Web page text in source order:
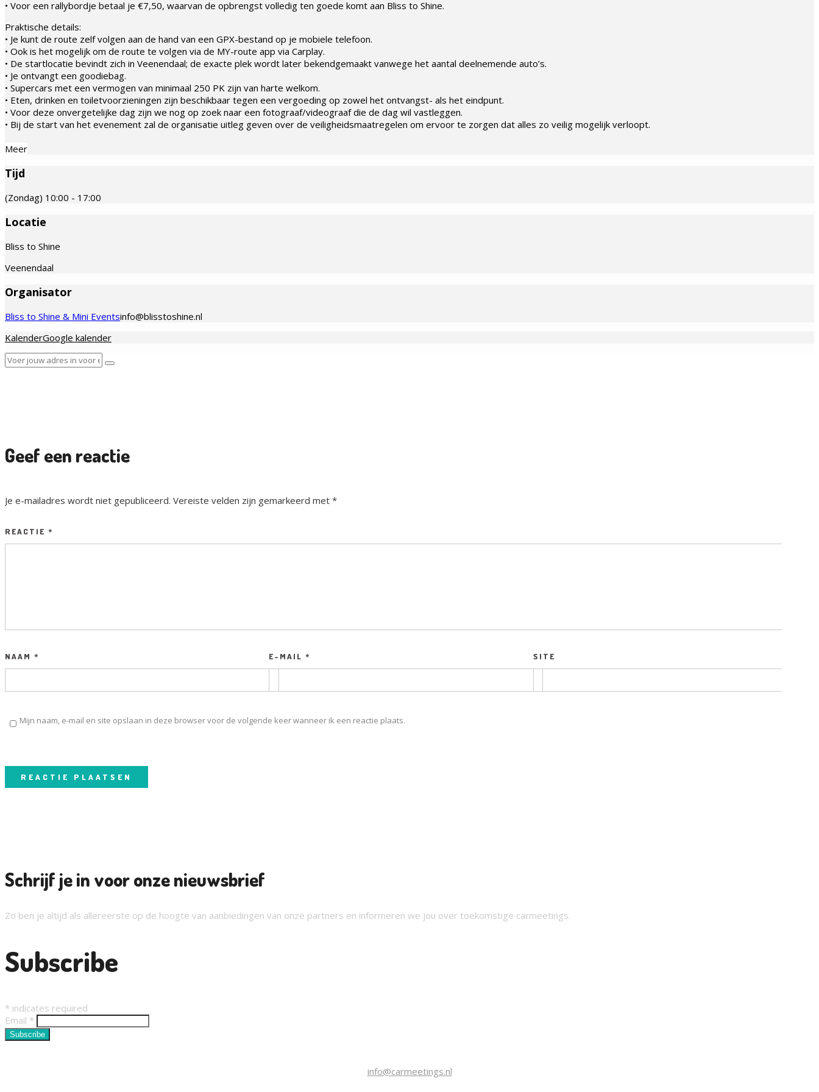
• Voor een rallybordje betaal je €7,50, waarvan de opbrengst volledig ten goede komt aan Bliss to Shine.
Praktische details:
• Je kunt de route zelf volgen aan de hand van een GPX-bestand op je mobiele telefoon.
• Ook is het mogelijk om de route te volgen via de MY-route app via Carplay.
• De startlocatie bevindt zich in Veenendaal; de exacte plek wordt later bekendgemaakt vanwege het aantal deelnemende auto’s.
• Je ontvangt een goodiebag.
• Supercars met een vermogen van minimaal 250 PK zijn van harte welkom.
• Eten, drinken en toiletvoorzieningen zijn beschikbaar tegen een vergoeding op zowel het ontvangst- als het eindpunt.
• Voor deze onvergetelijke dag zijn we nog op zoek naar een fotograaf/videograaf die de dag wil vastleggen.
• Bij de start van het evenement zal de organisatie uitleg geven over de veiligheidsmaatregelen om ervoor te zorgen dat alles zo veilig mogelijk verloopt.
Meer
Tijd
(Zondag) 10:00 - 17:00
Locatie
Bliss to Shine
Veenendaal
Organisator
Bliss to Shine & Mini Eventsinfo@blisstoshine.nl
KalenderGoogle kalender
Geef een reactie
Je e-mailadres wordt niet gepubliceerd. Vereiste velden zijn gemarkeerd met *
REACTIE *
NAAM * E-MAIL* SITE
Mijn naam, e-mail en site opslaan in deze browser voor de volgende keer wanneer ik een reactie plaats.
Schrijf je in voor onze nieuwsbrief
Zo ben je altijd als allereerste op de hoogte van aanbiedingen van onze partners en informeren we jou over toekomstige carmeetings.
Subscribe
* indicates required
Email *
info@carmeetings.nl